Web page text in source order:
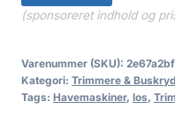
(sponsoreret indhold og
Varenummer (SKU):
Kategori: Trimmere &
Tags: Havemaskiner, los,